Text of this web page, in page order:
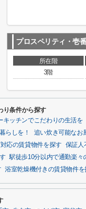
プロスペリティ・壱
所在階
3階
り条件から探す
キッチンでこだわりの生活を
らしを！
追い炊き可能なお
応の賃貸物件を探す 保証人
駅徒歩10分以内で通勤楽々
浴室乾燥機付きの賃貸物件を